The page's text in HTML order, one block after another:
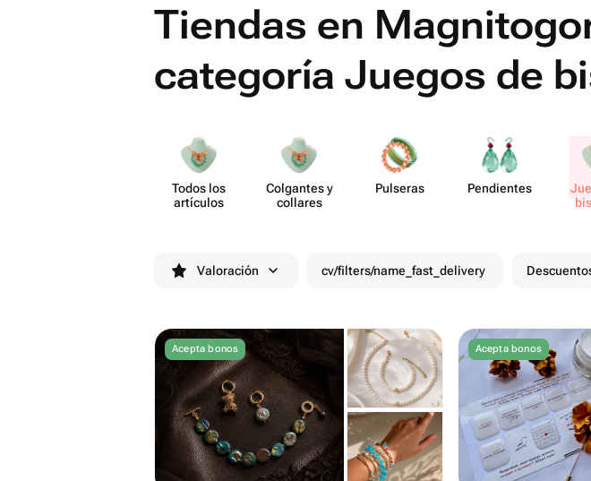
Tiendas en
categoría Juegos de
Todos los
artículos
Colgantes y
collares
Pulseras Pend​ientes
Valoración cv/filters/name_fast_delivery
Acepta bonos Acepta bonos